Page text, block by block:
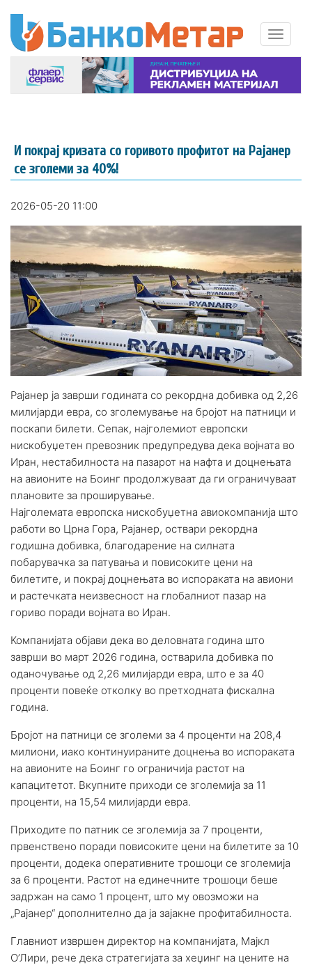
И покрај кризата со горивото профитот на Рајанер
се зголеми за 40%!
2026-05-20 11:00
Рајанер ја заврши годината со рекордна добивка од 2,26
милијарди евра, со зголемување на бројот на патници и
поскапи билети. Сепак, најголемиот европски
нискобуџетен превозник предупредува дека војната во
Иран, нестабилноста на пазарот на нафта и доцнењата
на авионите на Боинг продолжуваат да ги ограничуваат
плановите за проширување.
Најголемата европска нискобуџетна авиокомпанија што
работи во Црна Гора, Рајанер, оствари рекордна
годишна добивка, благодарение на силната
побарувачка за патувања и повисоките цени на
билетите, и покрај доцнењата во испораката на авиони
и растечката неизвесност на глобалниот пазар на
гориво поради војната во Иран.
Компанијата објави дека во деловната година што
заврши во март 2026 година, остварила добивка по
оданочување од 2,26 милијарди евра, што е за 40
проценти повеќе отколку во претходната фискална
година.
Бројот на патници се зголеми за 4 проценти на 208,4
милиони, иако континуираните доцнења во испораката
на авионите на Боинг го ограничија растот на
капацитетот. Вкупните приходи се зголемија за 11
проценти, на 15,54 милијарди евра.
Приходите по патник се зголемија за 7 проценти,
првенствено поради повисоките цени на билетите за 10
проценти, додека оперативните трошоци се зголемија
за 6 проценти. Растот на единечните трошоци беше
задржан на само 1 процент, што му овозможи на
„Рајанер“ дополнително да ја зајакне профитабилноста.
Главниот извршен директор на компанијата, Мајкл
О’Лири, рече дека стратегијата за хеџинг на цените на